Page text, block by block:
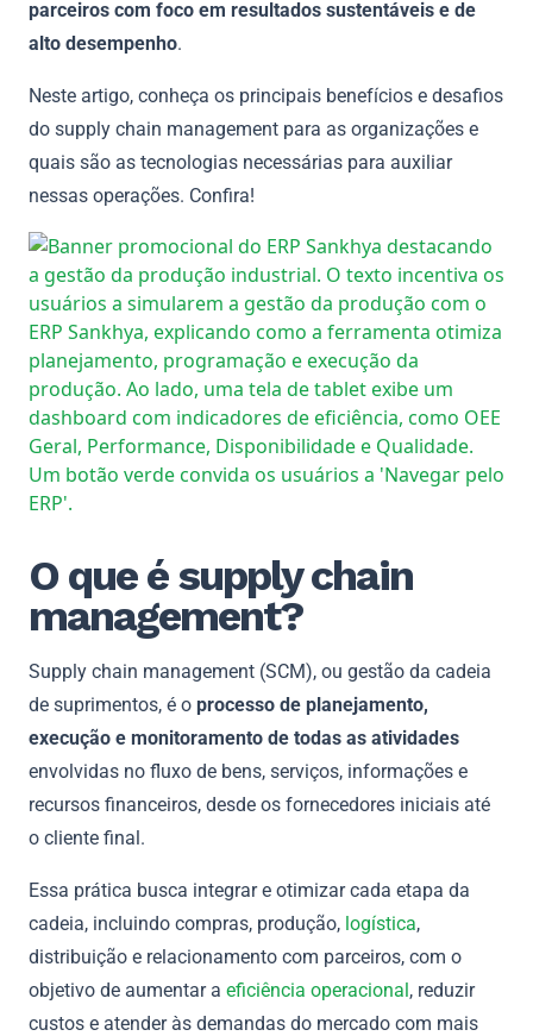
parceiros com foco em resultados sustentáveis e de
alto desempenho.
Neste artigo, conheça os principais benefícios e desafios
do supply chain management para as organizações e
quais são as tecnologias necessárias para auxiliar
nessas operações. Confira!
O que é supply chain
management?
Supply chain management (SCM), ou gestão da cadeia
de suprimentos, é o processo de planejamento,
execução e monitoramento de todas as atividades
envolvidas no fluxo de bens, serviços, informações e
recursos financeiros, desde os fornecedores iniciais até
o cliente final.
Essa prática busca integrar e otimizar cada etapa da
cadeia, incluindo compras, produção, logística,
distribuição e relacionamento com parceiros, com o
objetivo de aumentar a eficiência operacional, reduzir
custos e atender às demandas do mercado com mais